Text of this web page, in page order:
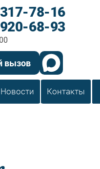
78-16
68-93
вызов
Новости Контакты